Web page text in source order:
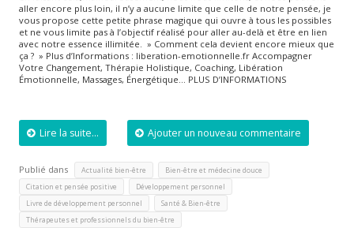
aller encore plus loin, il n’y a aucune limite que celle de notre pensée, je
vous propose cette petite phrase magique qui ouvre à tous les possibles
et ne vous limite pas à l’objectif réalisé pour aller au-delà et être en lien
avec notre essence illimitée. » Comment cela devient encore mieux que
ça ? » Plus d’Informations : liberation-emotionnelle.fr Accompagner
Votre Changement, Thérapie Holistique, Coaching, Libération
Émotionnelle, Massages, Énergétique… PLUS D’INFORMATIONS
Lire la suite... Ajouter un nouveau commentaire
Publié dans Actualité bien-être Bien-être et médecine douce
Citation et pensée positive Développement personnel
Livre de développement personnel Santé & Bien-être
Thérapeutes et professionnels du bien-être